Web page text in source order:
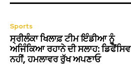
Sports
ਸ੍ਰੀਲੰਕਾ ਖਿਲਾਫ਼ ਟੀਮ ਇੰਡੀਆ ਨੂੰ
ਅਜਿੰਕਿਆ ਰਹਾਨੇ ਦੀ ਸਲਾਹ: ਡਿਫੈਂਸਿਵ
ਨਹੀਂ, ਹਮਲਾਵਰ ਰੁੱਖ ਅਪਣਾਓ